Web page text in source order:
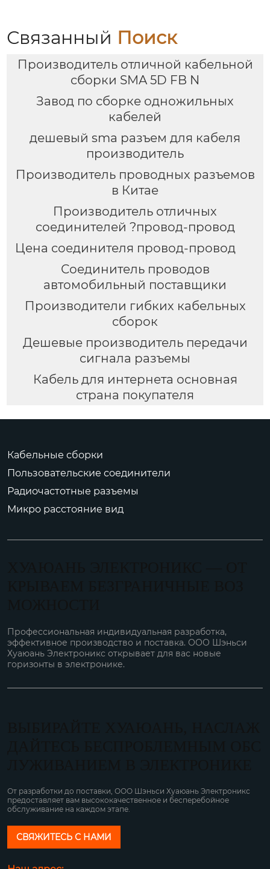
Связанный Поиск
Производитель отличной кабельной
сборки SMA 5D FB N
Завод по сборке одножильных
кабелей
дешевый sma разъем для кабеля
производитель
Производитель проводных разъемов
в Китае
Производитель отличных
соединителей ?провод-провод
Цена соединителя провод-провод
Соединитель проводов
автомобильный поставщики
Производители гибких кабельных
сборок
Дешевые производитель передачи
сигнала разъемы
Кабель для интернета основная
страна покупателя
Кабельные сборки
Пользовательские соединители
Радиочастотные разъемы
Микро расстояние вид
Профессиональная индивидуальная разработка,
эффективное производство и поставка. ООО Шэньси
Хуаюань Электроникс открывает для вас новые
горизонты в электронике.
От разработки до поставки, ООО Шэньси Хуаюань Электроникс
предоставляет вам высококачественное и бесперебойное
обслуживание на каждом этапе.
СВЯЖИТЕСЬ С НАМИ